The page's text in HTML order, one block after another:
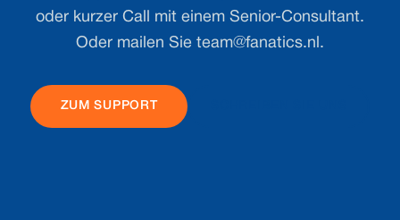
oder kurzer Call mit einem Senior-Consultant.
Oder mailen Sie team@fanatics.nl .
ZUM SUPPORT